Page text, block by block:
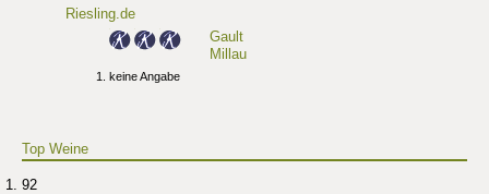
Riesling.de
Gault
Millau
keine Angabe
Top Weine
92